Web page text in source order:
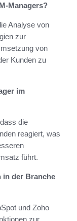
Managers?
Analyse von
zur
von
Kunden zu
im
die
reagiert, was
führt.
in der Branche
und Zoho
zur